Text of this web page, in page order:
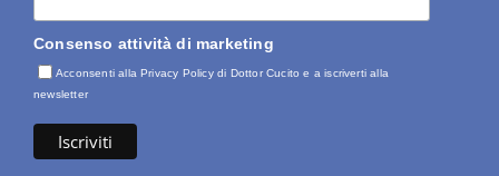
Consenso attività di marketing
Acconsenti alla Privacy Policy di Dottor Cucito e a iscriverti alla
newsletter